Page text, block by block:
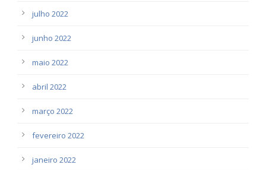
julho 2022
junho 2022
maio 2022
abril 2022
março 2022
fevereiro 2022
janeiro 2022